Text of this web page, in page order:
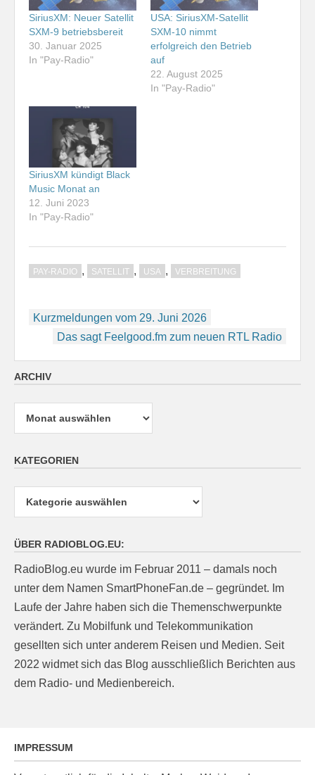
SiriusXM: Neuer Satellit
SXM-9 betriebsbereit
30. Januar 2025
In "Pay-Radio"
USA: SiriusXM-Satellit
SXM-10 nimmt
erfolgreich den Betrieb
auf
22. August 2025
In "Pay-Radio"
SiriusXM kündigt Black
Music Monat an
12. Juni 2023
In "Pay-Radio"
PAY-RADIO , SATELLIT , USA , VERBREITUNG
Beitragsnavigation
Kurzmeldungen vom 29. Juni 2026
Das sagt Feelgood.fm zum neuen RTL Radio
ARCHIV
Archiv
KATEGORIEN
ÜBER RADIOBLOG.EU:
RadioBlog.eu wurde im Februar 2011 – damals noch
unter dem Namen SmartPhoneFan.de – gegründet. Im
Laufe der Jahre haben sich die Themenschwerpunkte
verändert. Zu Mobilfunk und Telekommunikation
gesellten sich unter anderem Reisen und Medien. Seit
2022 widmet sich das Blog ausschließlich Berichten aus
dem Radio- und Medienbereich.
IMPRESSUM